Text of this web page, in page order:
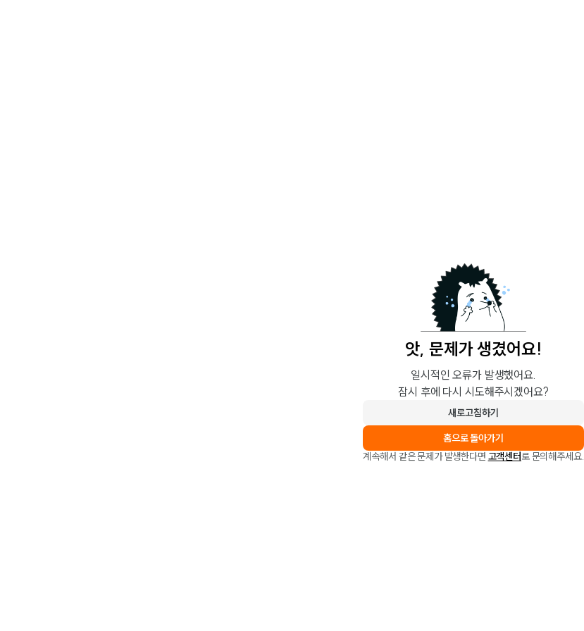
앗, 문제가 생겼어요!
일시적인 오류가 발생했어요.
잠시 후에 다시 시도해주시겠어요?
새로고침하기
홈으로 돌아가기
계속해서 같은 문제가 발생한다면 고객센터로 문의해주세요.